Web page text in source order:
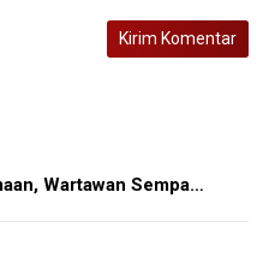
Wartawan Sempa…